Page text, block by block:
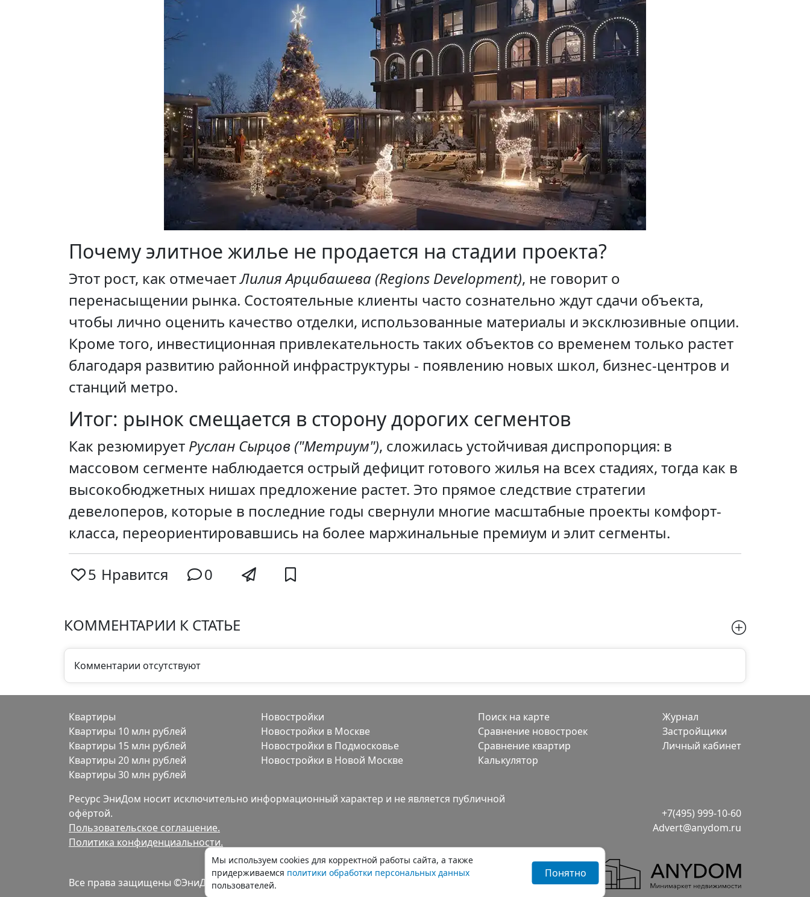
Мы используем cookies для корректной работы сайта, а также
придерживаемся политики обработки персональных данных
пользователей.
Понятно
Почему элитное жилье не продается на стадии проекта?
Этот рост, как отмечаетЛилия Арцибашева (Regions Development), не говорит о
перенасыщении рынка. Состоятельные клиенты часто сознательно ждут сдачи объекта,
чтобы лично оценить качество отделки, использованные материалы и эксклюзивные опции.
Кроме того, инвестиционная привлекательность таких объектов со временем только растет
благодаря развитию районной инфраструктуры - появлению новых школ, бизнес-центров и
станций метро.
Итог: рынок смещается в сторону дорогих сегментов
Как резюмирует Руслан Сырцов ("Метриум"), сложилась устойчивая диспропорция: в
массовом сегменте наблюдается острый дефицит готового жилья на всех стадиях, тогда как в
высокобюджетных нишах предложение растет. Это прямое следствие стратегии
девелоперов, которые в последние годы свернули многие масштабные проекты комфорт-
класса, переориентировавшись на более маржинальные премиум и элит сегменты.
5 Нравится 0
КОММЕНТАРИИ К СТАТЬЕ
Комментарии отсутствуют
Квартиры
Квартиры 10 млн рублей
Квартиры 15 млн рублей
Квартиры 20 млн рублей
Квартиры 30 млн рублей
Новостройки
Новостройки в Москве
Новостройки в Подмосковье
Новостройки в Новой Москве
Поиск на карте
Сравнение новостроек
Сравнение квартир
Калькулятор
Журнал
Застройщики
Личный кабинет
Ресурс ЭниДом носит исключительно информационный характер и не является публичной
офёртой.
Пользовательское соглашение.
Политика конфиденциальности.
+7(495) 999-10-60
Advert@anydom.ru
Все права защищены ©ЭниДом 2012-2026